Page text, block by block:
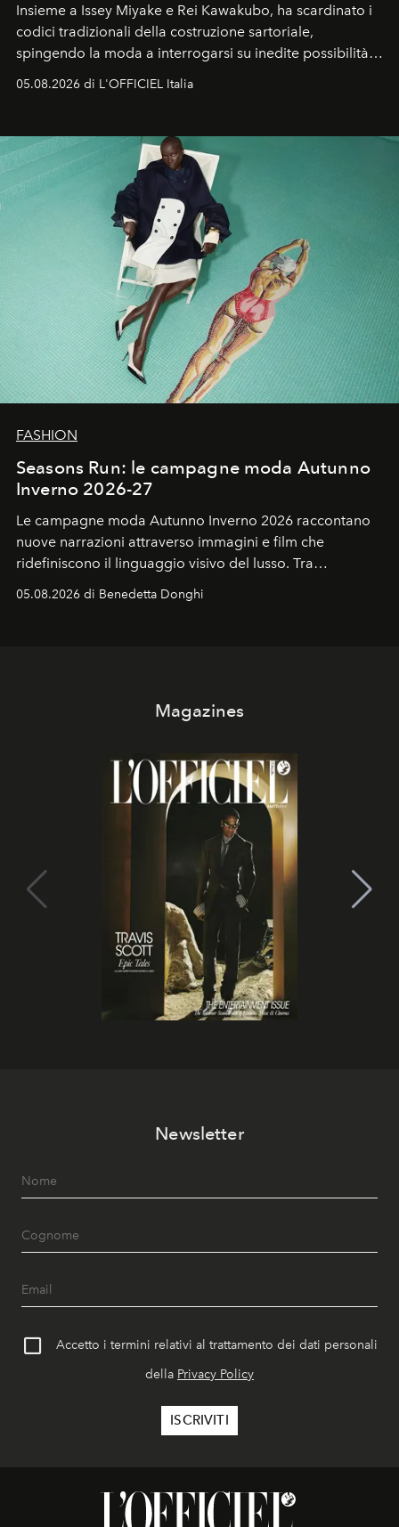
Insieme a Issey Miyake e Rei Kawakubo, ha scardinato i
codici tradizionali della costruzione sartoriale,
spingendo la moda a interrogarsi su inedite possibilità
un’impronta indelebile nella storia della moda.
05.08.2026 di L'OFFICIEL Italia
FASHION
Seasons Run: le campagne moda Autunno
Inverno 2026-27
Le campagne moda Autunno Inverno 2026 raccontano
nuove narrazioni attraverso immagini e film che
ridefiniscono il linguaggio visivo del lusso. Tra
contemporanea e storytelling d'autore, le maison
05.08.2026 di Benedetta Donghi
Magazines
Newsletter
Accetto i termini relativi al trattamento dei dati personali
della Privacy Policy